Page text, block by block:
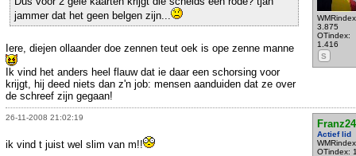
3.875
OTindex:
1.416
S
jammer dat het geen belgen zijn...
Iere, diejen ollaander doe zennen teut oek is ope zenne manne
Ik vind het anders heel flauw dat ie daar een schorsing voor
krijgt, hij deed niets dan z'n job: mensen aanduiden dat ze over
de schreef zijn gegaan!
26-11-2008 21:02:19
Franz24
Actief lid
OTindex:
ik vind t juist wel slim van m!!